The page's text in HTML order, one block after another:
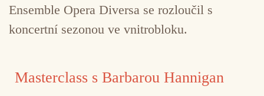
Jacques Attali Roland Barthes
Ensemble Opera Diversa se rozloučil s
koncertní sezonou ve vnitrobloku.
Masterclass s Barbarou Hannigan